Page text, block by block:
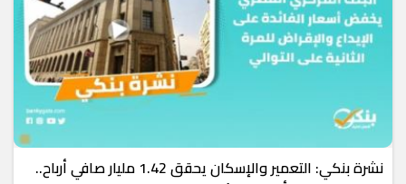
نشرة بنكي: التعمير والإسكان يحقق 1.42 مليار صافي أرباح..